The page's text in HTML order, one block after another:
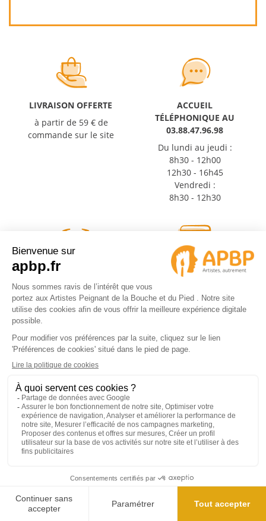
LIVRAISON OFFERTE
à partir de 59 € de
commande sur le site
ACCUEIL
TÉLÉPHONIQUE AU
03.88.47.96.98
Du lundi au jeudi :
8h30 - 12h00
12h30 - 16h45
Vendredi :
8h30 - 12h30
ENVOI RAPIDE PAR
COLISSIMO
Livraison à domicile ou en
point relais
PAIEMENT SÉCURISÉ
Soutenir nos artistes
C’est leur donner l’opportunité de vivre
financière mais surtout, à leur
épanouissement en tant qu’artiste
peintre.